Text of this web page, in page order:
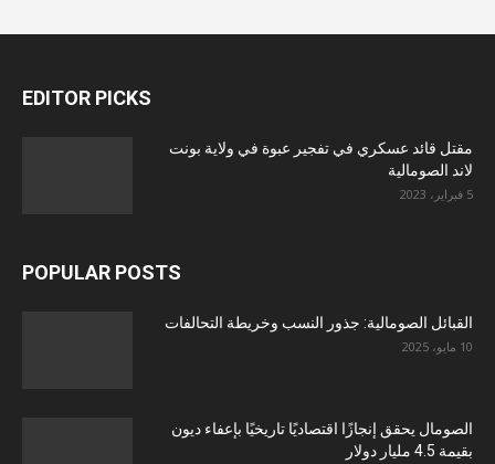
EDITOR PICKS
مقتل قائد عسكري في تفجير عبوة في ولاية بونت
لاند الصومالية
5 فبراير، 2023
POPULAR POSTS
القبائل الصومالية: جذور النسب وخريطة التحالفات
10 مايو، 2025
الصومال يحقق إنجازًا اقتصاديًا تاريخيًا بإعفاء ديون
بقيمة 4.5 مليار دولار